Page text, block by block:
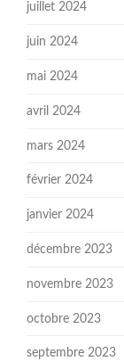
juillet 2024
juin 2024
mai 2024
avril 2024
mars 2024
février 2024
janvier 2024
décembre 2023
novembre 2023
octobre 2023
septembre 2023